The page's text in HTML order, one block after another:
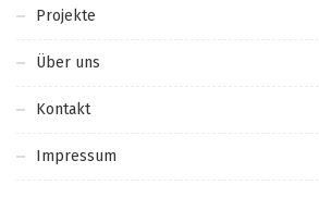
Projekte
Über uns
Kontakt
Impressum